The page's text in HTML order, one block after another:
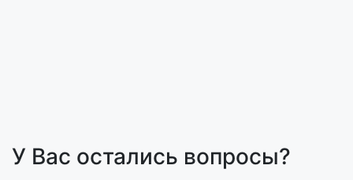
У Вас остались вопросы?